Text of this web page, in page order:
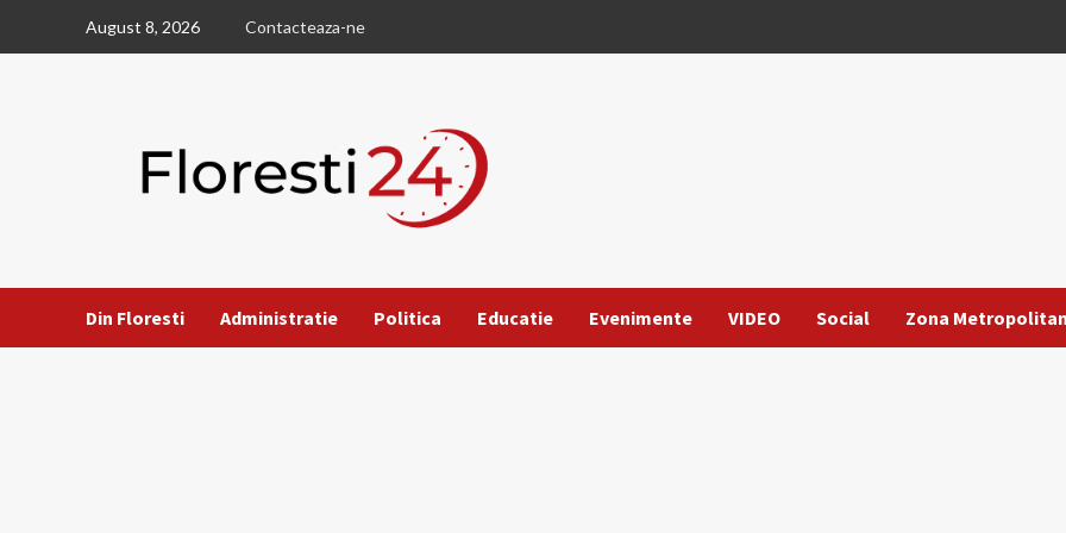
August 8, 2026 Contacteaza-ne
Din Floresti Administratie Politica Educatie Evenimente VIDEO Social Zona